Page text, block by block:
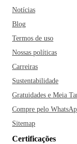
Notícias
Blog
Termos de uso
Nossas políticas
Carreiras
Sustentabilidade
Gratuidades e Meia
Compre pelo
Sitemap
Certificações